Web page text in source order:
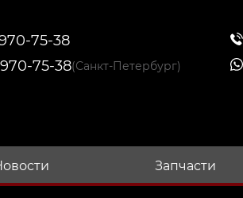
75-38
75-38(Санкт-Петербург)
Запчасти